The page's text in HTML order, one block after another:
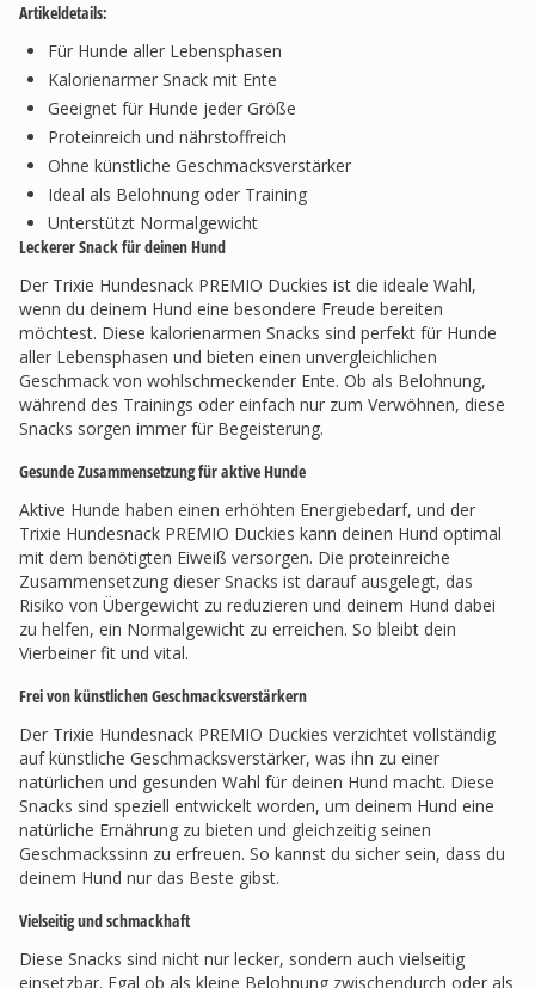
Artikeldetails:
Für Hunde aller Lebensphasen
Kalorienarmer Snack mit Ente
Geeignet für Hunde jeder Größe
Proteinreich und nährstoffreich
Ohne künstliche Geschmacksverstärker
Ideal als Belohnung oder Training
Unterstützt Normalgewicht
Leckerer Snack für deinen Hund
Der Trixie Hundesnack PREMIO Duckies ist die ideale Wahl,
wenn du deinem Hund eine besondere Freude bereiten
möchtest. Diese kalorienarmen Snacks sind perfekt für Hunde
aller Lebensphasen und bieten einen unvergleichlichen
Geschmack von wohlschmeckender Ente. Ob als Belohnung,
während des Trainings oder einfach nur zum Verwöhnen, diese
Snacks sorgen immer für Begeisterung.
Gesunde Zusammensetzung für aktive Hunde
Aktive Hunde haben einen erhöhten Energiebedarf, und der
Trixie Hundesnack PREMIO Duckies kann deinen Hund optimal
mit dem benötigten Eiweiß versorgen. Die proteinreiche
Zusammensetzung dieser Snacks ist darauf ausgelegt, das
Risiko von Übergewicht zu reduzieren und deinem Hund dabei
zu helfen, ein Normalgewicht zu erreichen. So bleibt dein
Vierbeiner fit und vital.
Frei von künstlichen Geschmacksverstärkern
Der Trixie Hundesnack PREMIO Duckies verzichtet vollständig
auf künstliche Geschmacksverstärker, was ihn zu einer
natürlichen und gesunden Wahl für deinen Hund macht. Diese
Snacks sind speziell entwickelt worden, um deinem Hund eine
natürliche Ernährung zu bieten und gleichzeitig seinen
Geschmackssinn zu erfreuen. So kannst du sicher sein, dass du
deinem Hund nur das Beste gibst.
Vielseitig und schmackhaft
Diese Snacks sind nicht nur lecker, sondern auch vielseitig
einsetzbar. Egal ob als kleine Belohnung zwischendurch oder als